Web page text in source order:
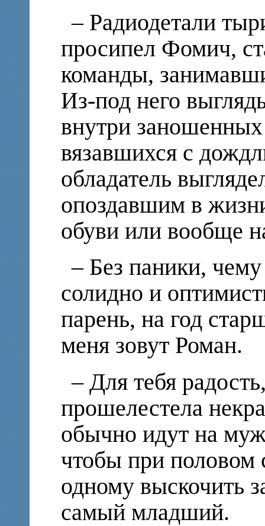
– Радиодетали
просипел Фомич,
команды,
Из-под него
внутри
вязавшихся с
обладатель
опоздавшим в
обуви или вообще
– Без паники,
солидно и
парень, на год
меня зовут Роман.
– Для тебя
прошелестела
обычно идут на
чтобы при половом
одному выскочить
самый младший.